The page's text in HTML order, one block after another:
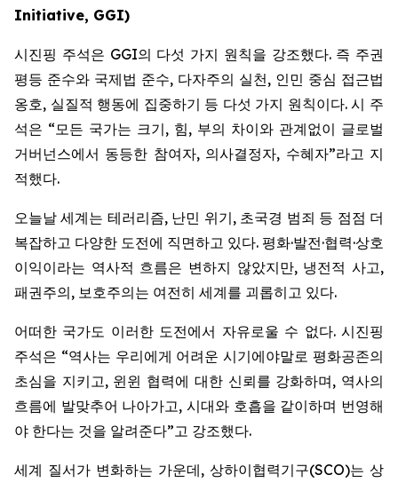
Initiative, GGI)
시진핑 주석은 GGI의 다섯 가지 원칙을 강조했다. 즉 주권
평등 준수와 국제법 준수, 다자주의 실천, 인민 중심 접근법
옹호, 실질적 행동에 집중하기 등 다섯 가지 원칙이다. 시 주
석은 “모든 국가는 크기, 힘, 부의 차이와 관계없이 글로벌
거버넌스에서 동등한 참여자, 의사결정자, 수혜자”라고 지
적했다.
오늘날 세계는 테러리즘, 난민 위기, 초국경 범죄 등 점점 더
복잡하고 다양한 도전에 직면하고 있다. 평화·발전·협력·상호
이익이라는 역사적 흐름은 변하지 않았지만, 냉전적 사고,
패권주의, 보호주의는 여전히 세계를 괴롭히고 있다.
어떠한 국가도 이러한 도전에서 자유로울 수 없다. 시진핑
주석은 “역사는 우리에게 어려운 시기에야말로 평화공존의
초심을 지키고, 윈윈 협력에 대한 신뢰를 강화하며, 역사의
흐름에 발맞추어 나아가고, 시대와 호흡을 같이하며 번영해
야 한다는 것을 알려준다”고 강조했다.
세계 질서가 변화하는 가운데, 상하이협력기구(SCO)는 상